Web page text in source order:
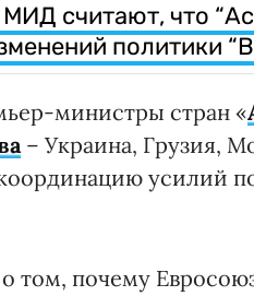
считают, что
политики
министры стран «
– Украина, Грузия,
усилий
том, почему